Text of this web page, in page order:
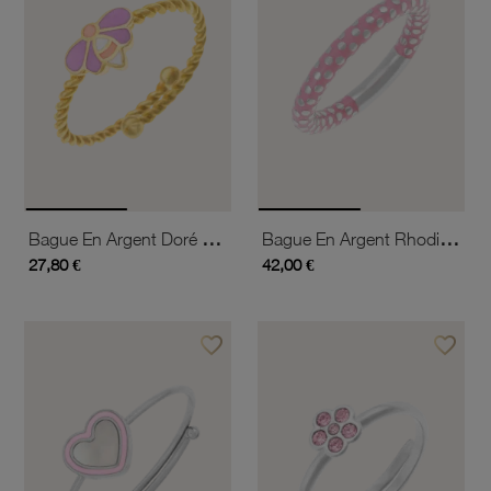
Bague En Argent Doré Et Laque, Papillon
27,80 €
Bague En Argent Rhodié Et Laque
42,00 €
favorite_borderAjouter à vos favoris favorite_borderAjouter